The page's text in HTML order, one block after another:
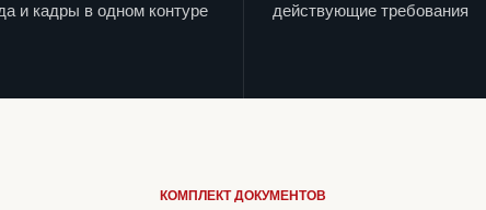
и кадры в одном контуре
действующие требования
КОМПЛЕКТ ДОКУМЕНТОВ